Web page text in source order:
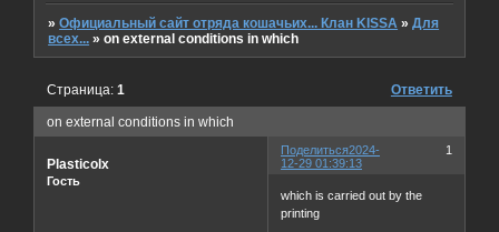
»Официальный сайт отряда кошачьих... Клан KISSA »Для
всех... »on external conditions in which
on external conditions in which
Страница:1 Ответить
Поделиться 1
2024-
12-29 01:39:13
Plasticolx
Гость
which is carried out by the
printing